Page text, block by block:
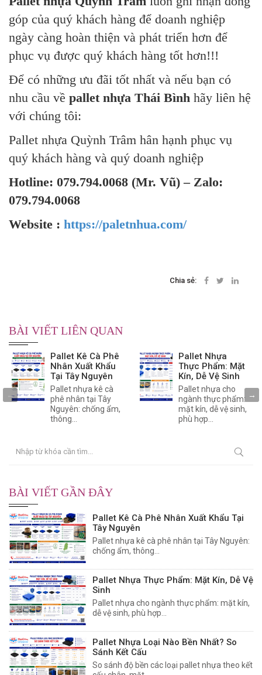
góp của quý khách hàng để doanh nghiệp
ngày càng hoàn thiện và phát triển hơn để
phục vụ được quý khách hàng tốt hơn!!!
Để có những ưu đãi tốt nhất và nếu bạn có
nhu cầu về pallet nhựa Thái Bình hãy liên hệ
với chúng tôi:
Pallet nhựa Quỳnh Trâm hân hạnh phục vụ
quý khách hàng và quý doanh nghiệp
Hotline: 079.794.0068 (Mr. Vũ) – Zalo:
079.794.0068
Website : https://paletnhua.com/
Chia sẻ:
BÀI VIẾT LIÊN QUAN
Pallet Kê Cà Phê
Nhân Xuất Khẩu
Tại Tây Nguyên
Pallet nhựa kê cà
phê nhân tại Tây
Nguyên: chống ẩm,
thông...
Pallet Nhựa
Thực Phẩm: Mặt
Kín, Dễ Vệ Sinh
Pallet nhựa cho
ngành thực phẩm:
mặt kín, dễ vệ sinh,
phù hợp...
BÀI VIẾT GẦN ĐÂY
Pallet Kê Cà Phê Nhân Xuất Khẩu Tại
Tây Nguyên
Pallet nhựa kê cà phê nhân tại Tây Nguyên:
chống ẩm, thông...
Pallet Nhựa Thực Phẩm: Mặt Kín, Dễ Vệ
Sinh
Pallet nhựa cho ngành thực phẩm: mặt kín,
dễ vệ sinh, phù hợp...
Pallet Nhựa Loại Nào Bền Nhất? So
Sánh Kết Cấu
So sánh độ bền các loại pallet nhựa theo kết